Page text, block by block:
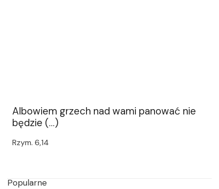
Albowiem grzech nad wami panować nie
będzie (...)
Rzym. 6,14
Popularne